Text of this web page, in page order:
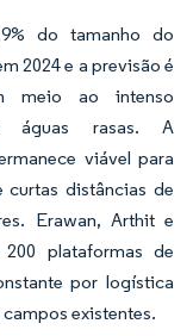
do tamanho do
2024 e a previsão é
meio ao intenso
águas rasas. A
viável para
distâncias de
Erawan, Arthit e
plataformas de
por logística
existentes.